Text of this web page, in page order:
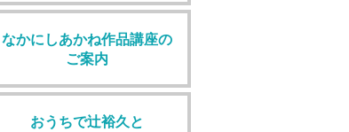
なかにしあかね作品講座の
ご案内
おうちで辻裕久と